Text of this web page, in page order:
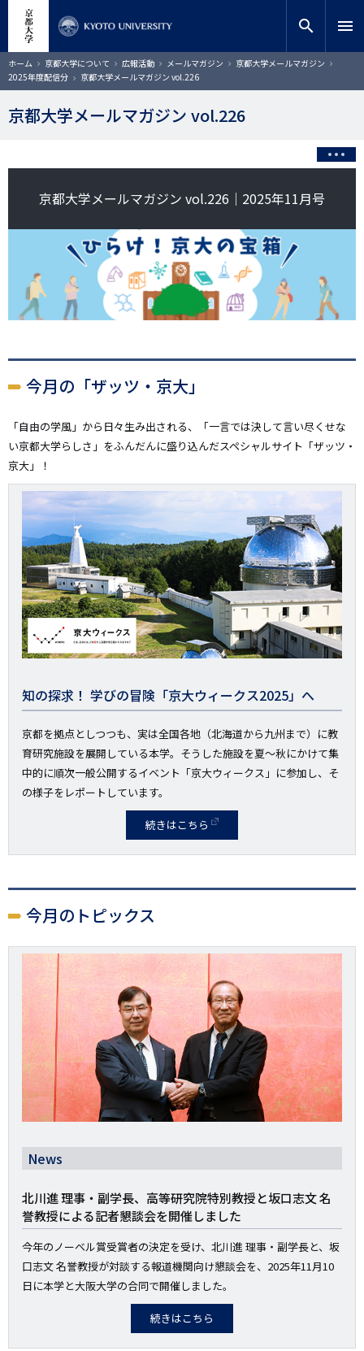
コ
ン
テ
ツ
動
サイト内検索
検索
search menu
ホーム 京都大学について 広報活動 メールマガジン
京都大学メールマガジン
2025年度配信分
京都大学メールマガジン vol.226
京都大学メールマガジン vol.226
京都大学メールマガジン vol.226｜2025年11月号
今月の「ザッツ・京大」
「自由の学風」から日々生み出される、「一言では決して言い尽くせな
い京都大学らしさ」をふんだんに盛り込んだスペシャルサイト「ザッツ・
京大」！
像
知の探求！ 学びの冒険「京大ウィークス2025」へ
京都を拠点としつつも、実は全国各地（北海道から九州まで）に教
育研究施設を展開している本学。そうした施設を夏～秋にかけて集
中的に順次一般公開するイベント「京大ウィークス」に参加し、そ
の様子をレポートしています。
続きはこちら
今月のトピックス
画
像
News
北川進 理事・副学長、高等研究院特別教授と坂口志文 名
誉教授による記者懇談会を開催しました
今年のノーベル賞受賞者の決定を受け、北川進 理事・副学長と、坂
口志文 名誉教授が対談する報道機関向け懇談会を、2025年11月10
日に本学と大阪大学の合同で開催しました。
続きはこちら